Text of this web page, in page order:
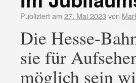
Publiziert am 27. Mai 2023 von
Die Hesse-
sie für
möglich sein